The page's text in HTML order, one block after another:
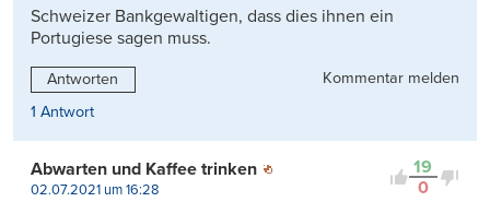
Schweizer Bankgewaltigen, dass dies ihnen ein
Portugiese sagen muss.
Antworten
Kommentar melden
1 Antwort
19
0
Abwarten und Kaffee trinken
02.07.2021 um 16:28